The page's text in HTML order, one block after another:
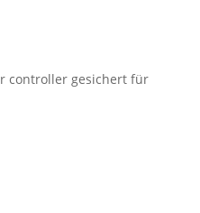
controller gesichert für